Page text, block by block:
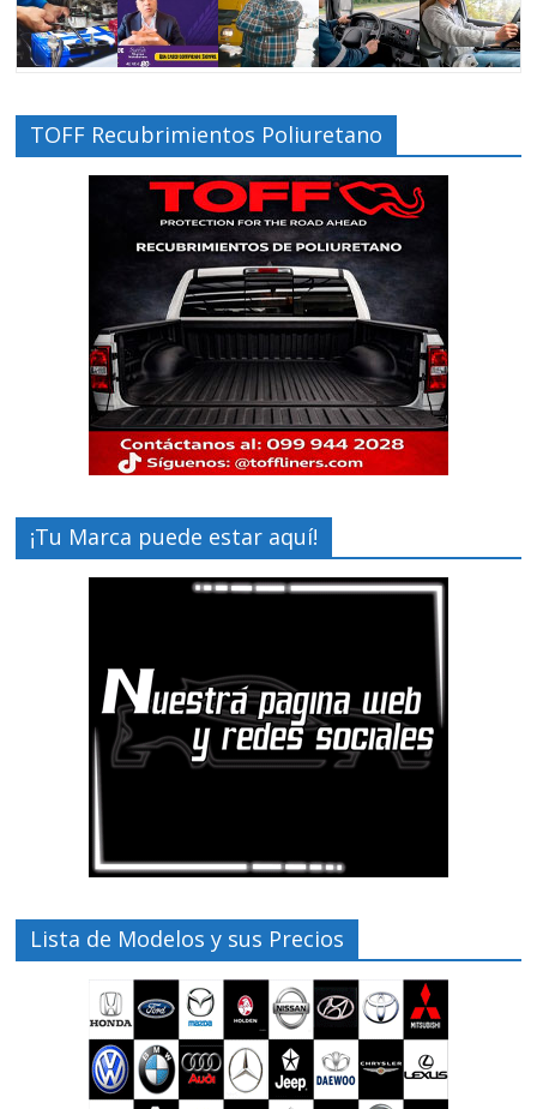
TOFF Recubrimientos Poliuretano
¡Tu Marca puede estar aquí!
Lista de Modelos y sus Precios